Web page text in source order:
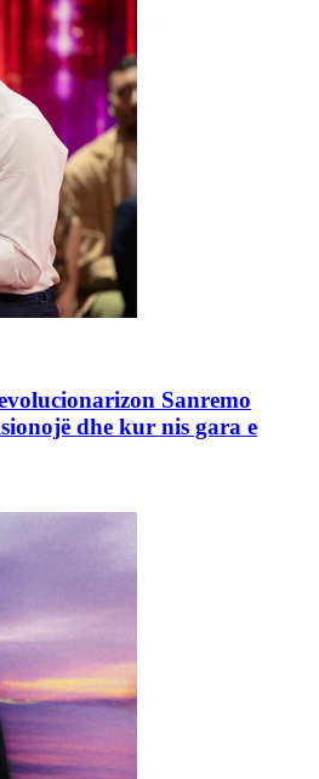
Sanremo
dhe kur nis gara e